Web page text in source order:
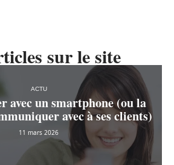
sur le site
ACTU
avec un smartphone (ou la
avec à ses clients)
11 mars 2026